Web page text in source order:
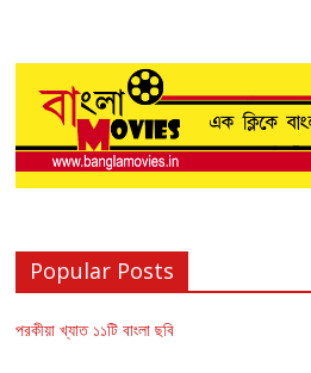
Popular Posts
পরকীয়া খ্যাত ১১টি বাংলা ছবি